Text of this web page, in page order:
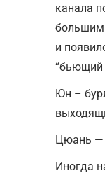
канала
большим
и
“бьющий
Юн –
Цюань —
Иногда